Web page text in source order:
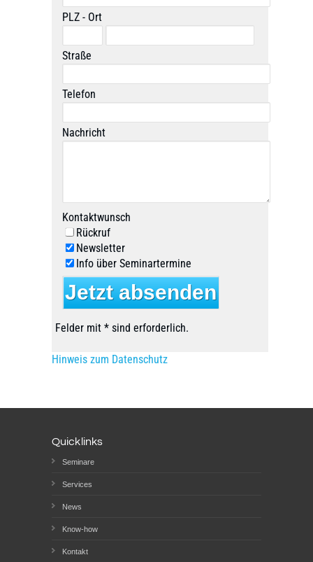
PLZ - Ort
Straße
Telefon
Nachricht
Kontaktwunsch
Rückruf
Newsletter
Info über Seminartermine
Felder mit * sind erforderlich.
Hinweis zum Datenschutz
Quicklinks
Seminare
Services
News
Know-how
Kontakt